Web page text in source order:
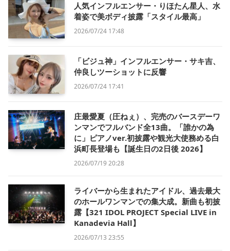
人気インフルエンサー・りほたん星人、水
着姿で美ボディ披露「スタイル最高」
2026/07/24 17:48
「ビジュ神」インフルエンサー・サキ吉、
仲良しツーショットに反響
2026/07/24 17:41
庄最愛夏（圧ねぇ）、完売のバースデーワ
ンマンでフルバンド全13曲。「誰かの為
に」ピアノver.初披露や観光大使務める白
浜町長登場も【誕生日の2日後 2026】
2026/07/19 20:28
ライバーから生まれたアイドル、過去最大
のホールワンマンでの集大成。新曲も初披
露【321 IDOL PROJECT Special LIVE in
Kanadevia Hall】
2026/07/13 23:55